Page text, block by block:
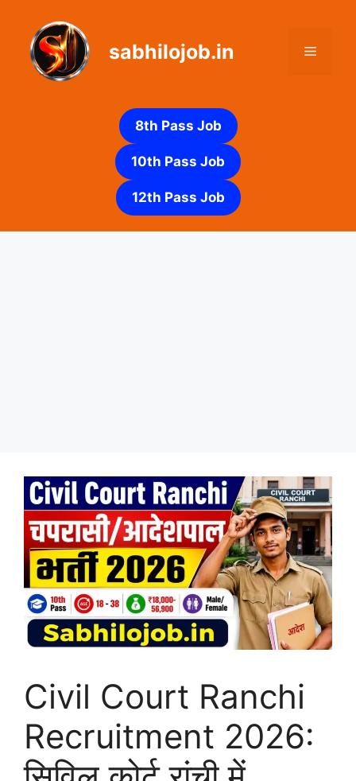
content
sabhilojob.in Menu
8th Pass Job
10th Pass Job
12th Pass Job
Civil Court Ranchi
Recruitment 2026: